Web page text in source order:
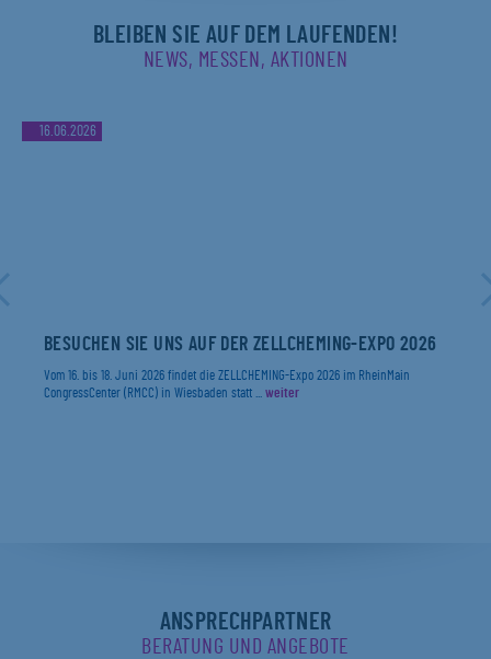
BLEIBEN SIE AUF DEM LAUFENDEN!
NEWS, MESSEN, AKTIONEN
16.06.2026
BESUCHEN SIE UNS AUF DER ZELLCHEMING-EXPO 2026
Vom 16. bis 18. Juni 2026 findet die ZELLCHEMING-Expo 2026 im RheinMain
CongressCenter (RMCC) in Wiesbaden statt ... weiter
ANSPRECHPARTNER
BERATUNG UND ANGEBOTE